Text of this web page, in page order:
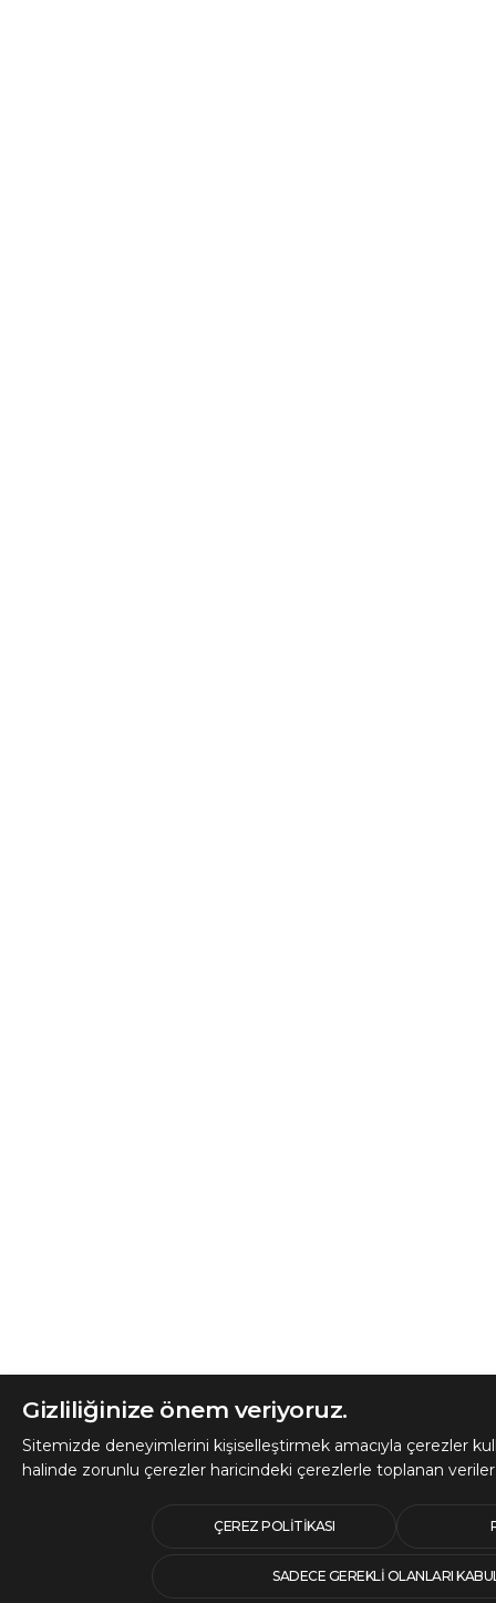
Gizliliğinize önem veriyoruz.
Sitemizde deneyimlerini kişiselleştirmek amacıyla çerezler
halinde zorunlu çerezler haricindeki çerezlerle toplanan
ÇEREZ POLITIKASI
SADECE GEREKLI OLANLARI